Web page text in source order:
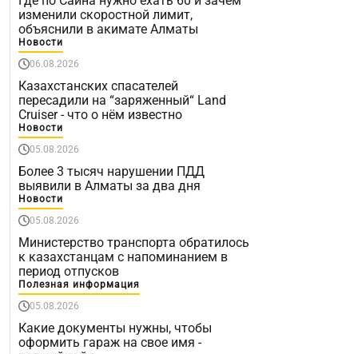
изменили скоростной лимит,
объяснили в акимате Алматы
Новости
06.08.2026
Казахстанских спасателей
пересадили на “заряженный“ Land
Cruiser - что о нём известно
Новости
05.08.2026
Более 3 тысяч нарушении ПДД
выявили в Алматы за два дня
Новости
05.08.2026
Министерство транспорта обратилось
к казахстанцам с напоминанием в
период отпусков
Полезная информация
05.08.2026
Какие документы нужны, чтобы
оформить гараж на свое имя -